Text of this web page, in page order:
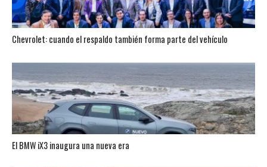
Chevrolet: cuando el respaldo también forma parte del vehículo
El BMW iX3 inaugura una nueva era